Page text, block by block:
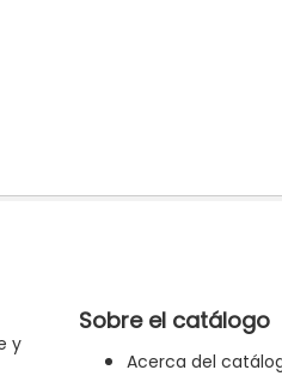
y
Sobre el catálogo
Acerca del